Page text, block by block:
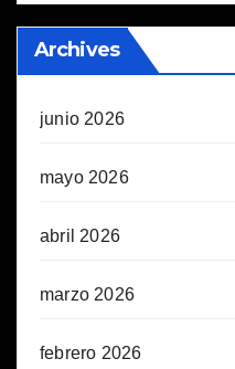
Archives
junio 2026
mayo 2026
abril 2026
marzo 2026
febrero 2026